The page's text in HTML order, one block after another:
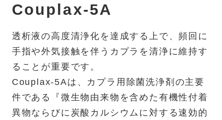
Couplax-5A
透析液の高度清浄化を達成する上で、頻回に
手指や外気接触を伴うカプラを清浄に維持す
ることが重要です。
Couplax-5Aは、カプラ用除菌洗浄剤の主要
件である『微生物由来物を含めた有機性付着
異物ならびに炭酸カルシウムに対する速効的